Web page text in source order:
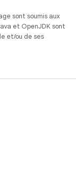
sont soumis aux
et OpenJDK sont
et/ou de ses